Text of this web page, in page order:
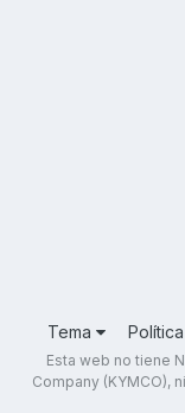
Tema
Esta web no tiene
Company (KYMCO),